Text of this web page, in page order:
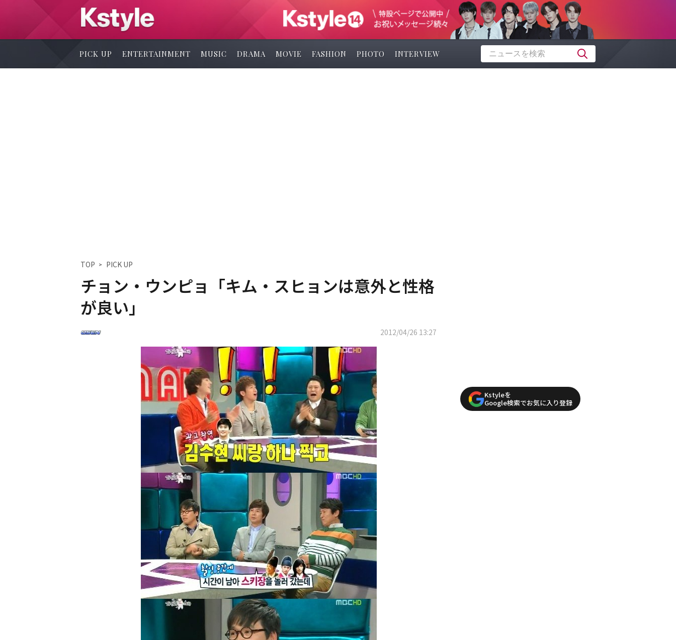
PICK UP ENTERTAINMENT MUSIC DRAMA MOVIE FASHION PHOTO INTERVIEW
TOP PICK UP
チョン・ウンピョ「キム・スヒョンは意外と性格
が良い」
2012/04/26 13:27
Kstyleを
Google検索でお気に入り登録